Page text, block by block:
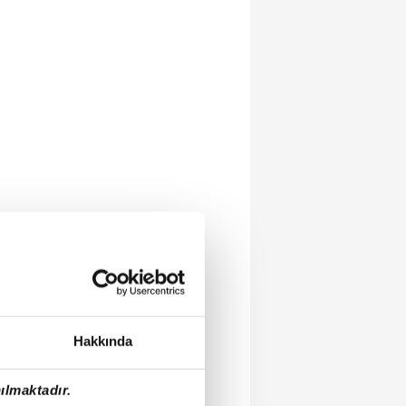
Hakkında